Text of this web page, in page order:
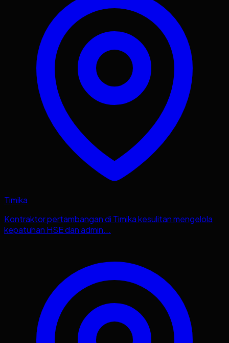
Timika
Kontraktor pertambangan di Timika kesulitan mengelola
kepatuhan HSE dan admin...